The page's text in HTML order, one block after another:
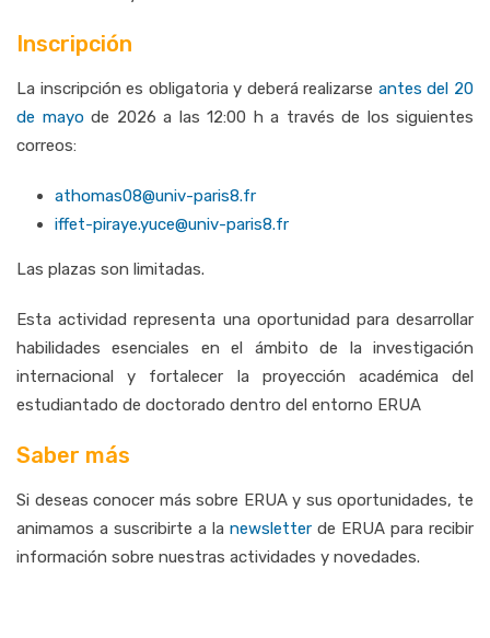
Inscripción
La inscripción es obligatoria y deberá realizarse antes del 20
de mayode 2026 a las 12:00 h a través de los siguientes
correos:
athomas08@univ-paris8.fr
iffet-piraye.yuce@univ-paris8.fr
Las plazas son limitadas.
Esta actividad representa una oportunidad para desarrollar
habilidades esenciales en el ámbito de la investigación
internacional y fortalecer la proyección académica del
estudiantado de doctorado dentro del entorno ERUA
Saber más
Si deseas conocer más sobre ERUA y sus oportunidades, te
animamos a suscribirte a la newsletter de ERUA para recibir
información sobre nuestras actividades y novedades.